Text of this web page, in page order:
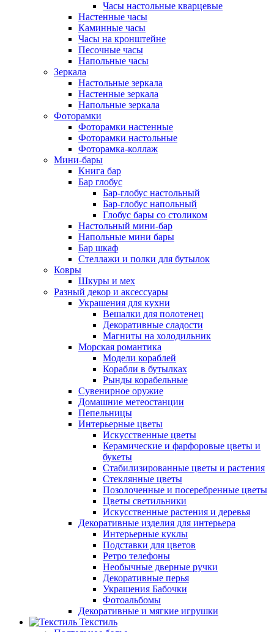
Часы настольные кварцевые
Настенные часы
Каминные часы
Часы на кронштейне
Песочные часы
Напольные часы
Зеркала
Настольные зеркала
Настенные зеркала
Напольные зеркала
Фоторамки
Фоторамки настенные
Фоторамки настольные
Фоторамка-коллаж
Мини-бары
Книга бар
Бар глобус
Бар-глобус настольный
Бар-глобус напольный
Глобус бары со столиком
Настольный мини-бар
Напольные мини бары
Бар шкаф
Стеллажи и полки для бутылок
Ковры
Шкуры и мех
Разный декор и аксессуары
Украшения для кухни
Вешалки для полотенец
Декоративные сладости
Магниты на холодильник
Морская романтика
Модели кораблей
Корабли в бутылках
Рынды корабельные
Сувенирное оружие
Домашние метеостанции
Пепельницы
Интерьерные цветы
Искусственные цветы
Керамические и фарфоровые цветы и
букеты
Стабилизированные цветы и растения
Стеклянные цветы
Позолоченные и посеребренные цветы
Цветы светильники
Искусственные растения и деревья
Декоративные изделия для интерьера
Интерьерные куклы
Подставки для цветов
Ретро телефоны
Необычные дверные ручки
Декоративные перья
Украшения Бабочки
Фотоальбомы
Декоративные и мягкие игрушки
Текстиль